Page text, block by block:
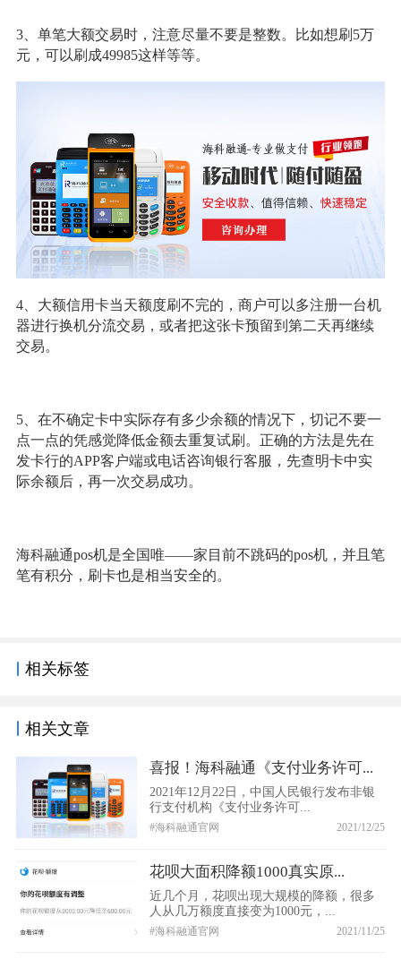
3、单笔大额交易时，注意尽量不要是整数。比如想刷5万
元，可以刷成49985这样等等。
4、大额信用卡当天额度刷不完的，商户可以多注册一台机
器进行换机分流交易，或者把这张卡预留到第二天再继续
交易。
5、在不确定卡中实际存有多少余额的情况下，切记不要一
点一点的凭感觉降低金额去重复试刷。正确的方法是先在
发卡行的APP客户端或电话咨询银行客服，先查明卡中实
际余额后，再一次交易成功。
海科融通pos机是全国唯——家目前不跳码的pos机，并且笔
笔有积分，刷卡也是相当安全的。
相关标签
相关文章
喜报！海科融通《支付业务许可...
2021年12月22日，中国人民银行发布非银
行支付机构《支付业务许可...
#海科融通官网 2021/12/25
花呗大面积降额1000真实原...
近几个月，花呗出现大规模的降额，很多
人从几万额度直接变为1000元，...
#海科融通官网 2021/11/25